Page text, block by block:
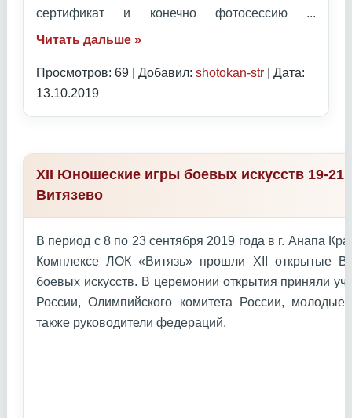
сертификат и конечно фотосессию ...
Читать дальше »
Просмотров: 69 | Добавил: shotokan-str | Дата:
13.10.2019
XII Юношеские игры боевых искусств 19-21
Витязево
В период с 8 по 23 сентября 2019 года в г. Анапа
Комплексе ЛОК «Витязь» прошли XII открытые
боевых искусств. В церемонии открытия приняли
России, Олимпийского комитета России,
также руководители федераций.